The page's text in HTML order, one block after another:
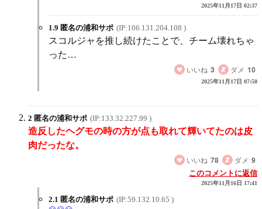
2025年11月17日 02:37
1.9 匿名の浦和サポ (IP:106.131.204.108 )
スコルジャを推し続けたことで、チーム壊れちゃ
った…
いいね 3 ダメ 10
2025年11月17日 07:50
2 匿名の浦和サポ (IP:133.32.227.99 )
造反したヘグモの時の方が点も取れて輝いてたのは皮
肉だったな。
いいね 78 ダメ 9
このコメントに返信
2025年11月16日 17:41
2.1 匿名の浦和サポ (IP:59.132.10.65 )